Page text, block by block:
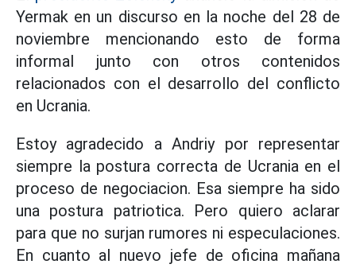
Yermak en un discurso en la noche del 28 de
noviembre mencionando esto de forma
informal junto con otros contenidos
relacionados con el desarrollo del conflicto
en Ucrania.
Estoy agradecido a Andriy por representar
siempre la postura correcta de Ucrania en el
proceso de negociacion. Esa siempre ha sido
una postura patriotica. Pero quiero aclarar
para que no surjan rumores ni especulaciones.
En cuanto al nuevo jefe de oficina mañana